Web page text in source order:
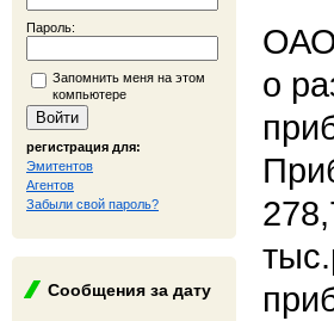
Пароль:
Запомнить меня на этом
компьютере
регистрация для:
Эмитентов
Агентов
Забыли свой пароль?
Сообщения за дату
ОАО
о